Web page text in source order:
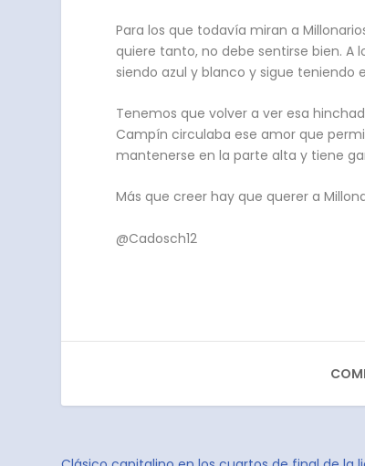
Para los que todavía miran a
quiere tanto, no debe sentirse bien. A
siendo azul y blanco y sigue teniendo
Tenemos que volver a ver esa
Campín circulaba ese amor que
mantenerse en la parte alta y tiene
Más que creer hay que querer a
@Cadosch12